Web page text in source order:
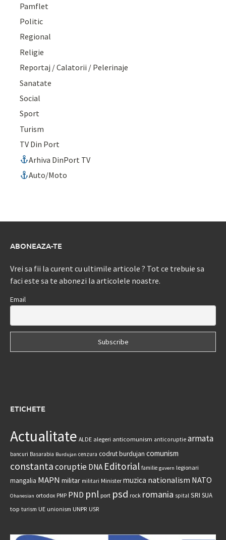
Pamflet
Politic
Regional
Religie
Reportaj / Calatorii / Pelerinaje
Sanatate
Social
Sport
Turism
TV Din Port
Arhiva DinPort TV
Auto/Moto
ABONEAZA-TE
Vrei sa fii la curent cu ultimile articole ? Tot ce trebuie sa
faci este sa te abonezi la articolele noastre.
Email
ETICHETE
Actualitate ALDE alegeri anticomunism anticoruptie armata
bancuri Basarabia Burdujan cenzura codrut burdujan comunism
constantacoruptie DNA Editorial familie guvern legionari
mangalia MAPN militar militari Minister muzica nationalism NATO
Ohanesian ortodox PMP PND pnl port psd rock romania spital SRI SUA
top turism UE unionism UNPR USR